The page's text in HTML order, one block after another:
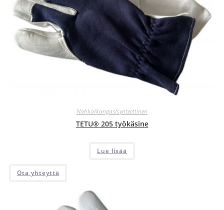
Nahka/kangas/synteettinen
TETU® 205 työkäsine
Lue lisää
Ota yhteyttä